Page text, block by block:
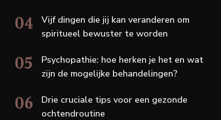
Vijf dingen die jij kan veranderen om
spiritueel bewuster te worden
Psychopathie: hoe herken je het en wat
zijn de mogelijke behandelingen?
Drie cruciale tips voor een gezonde
ochtendroutine